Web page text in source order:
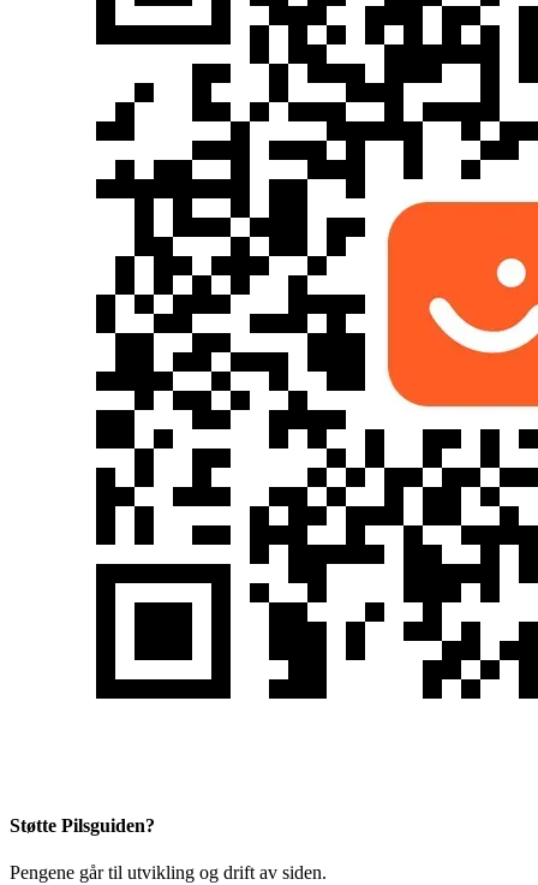
Støtte Pilsguiden?
Pengene går til utvikling og drift av siden.